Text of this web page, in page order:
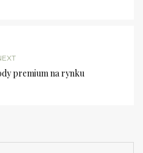
premium na rynku